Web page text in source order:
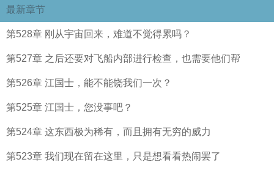
最新章节
第528章 刚从宇宙回来，难道不觉得累吗？
第527章 之后还要对飞船内部进行检查，也需要他们帮
第526章 江国士，能不能饶我们一次？
第525章 江国士，您没事吧？
第524章 这东西极为稀有，而且拥有无穷的威力
第523章 我们现在留在这里，只是想看看热闹罢了